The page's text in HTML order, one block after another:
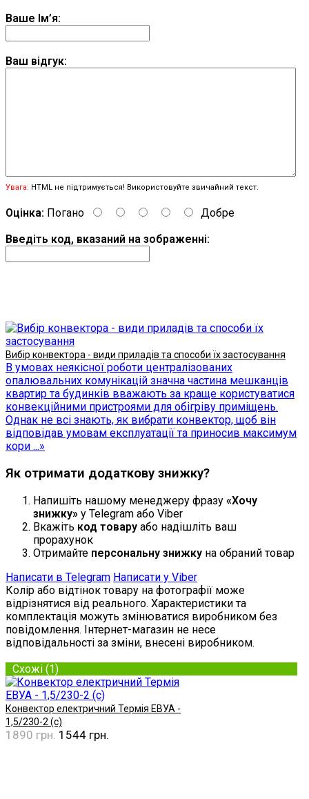
Ваше Ім’я:
Ваш відгук:
Увага: HTML не підтримується! Використовуйте звичайний текст.
Оцінка: Погано
Добре
Введіть код, вказаний на зображенні:
Вибір конвектора - види приладів та способи їх застосування
В умовах неякісної роботи централізованих
опалювальних комунікацій значна частина мешканців
квартир та будинків вважають за краще користуватися
конвекційними пристроями для обігріву приміщень.
Однак не всі знають, як вибрати конвектор, щоб він
відповідав умовам експлуатації та приносив максимум
кори ...»
Як отримати додаткову знижку?
Напишіть нашому менеджеру фразу «Хочу
знижку» у Telegram або Viber
Вкажіть код товару або надішліть ваш
прорахунок
Отримайте персональну знижку на обраний товар
Написати в Telegram Написати у Viber
Колір або відтінок товару на фотографії може
відрізнятися від реального. Характеристики та
комплектація можуть змінюватися виробником без
повідомлення. Інтернет-магазин не несе
відповідальності за зміни, внесені виробником.
Схожі (1)
Конвектор електричний Термія ЕВУА -
1,5/230-2 (с)
1890 грн. 1544 грн.